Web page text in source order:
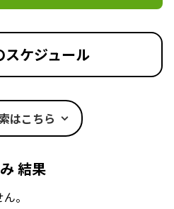
ケジュール
はこちら
結果
。